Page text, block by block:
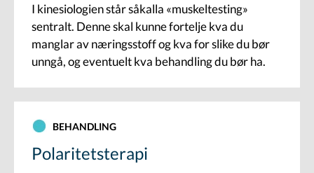
I kinesiologien står såkalla «muskeltesting»
sentralt. Denne skal kunne fortelje kva du
manglar av næringsstoff og kva for slike du bør
unngå, og eventuelt kva behandling du bør ha.
BEHANDLING
Polaritetsterapi